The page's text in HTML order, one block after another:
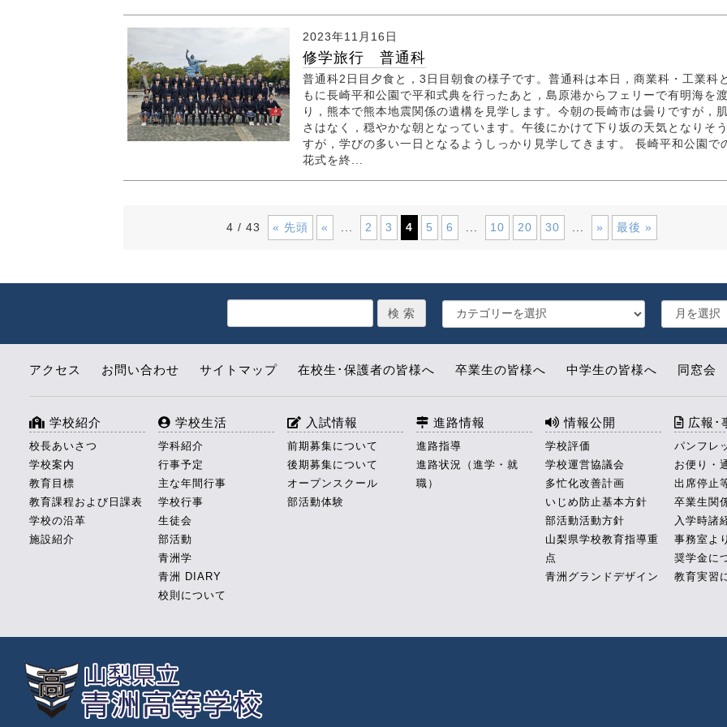
2023年11月16日
修学旅行 普通科
普通科2日目夕食と，3日目朝食の様子です。普通科は本日，商業科・工業科
もに長崎平和公園で平和式典を行ったあと，島原港からフェリーで有明海を渡
り，熊本で熊本地震関係の遺構を見学します。今朝の長崎市は曇りですが，
さはなく，穏やかな朝となっています。午後にかけて下り坂の天気となりそ
すが，学びの多い一日となるようしっかり見学してきます。 長崎平和公園で
花式を終...
4 / 43 « 先頭 « 2 3 4 5 6 10 20 30 » 最後 »
アクセス お問い合わせ サイトマップ 在校生･保護者の皆様へ 卒業生の皆様へ 中学生の皆様へ 同窓会
学校紹介
校長あいさつ
学校案内
教育目標
教育課程および日課表
学校の沿革
施設紹介
学校生活
学科紹介
行事予定
主な年間行事
学校行事
生徒会
部活動
青洲学
青洲 DIARY
校則について
入試情報
前期募集について
後期募集について
オープンスクール
部活動体験
進路情報
進路指導
進路状況（進学・就
職）
情報公開
学校評価
学校運営協議会
多忙化改善計画
いじめ防止基本方針
部活動活動方針
山梨県学校教育指導重
点
青洲グランドデザイン
広報･
パンフレ
お便り・
出席停止
卒業生関
入学時諸
事務室より
奨学金に
教育実習